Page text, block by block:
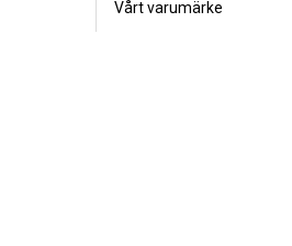
Vårt varumärke